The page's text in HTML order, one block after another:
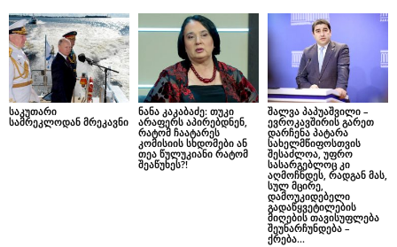
საკუთარი
სამრეკლოდან მრეკავნი
ნანა კაკაბაძე: თუკი
არაფერს აპირებდნენ,
რატომ ჩაატარეს
კომისიის სხდომები ან
თეა წულუკიანი რატომ
შეაწუხეს?!
შალვა პაპუაშვილი –
ევროკავშირის გარეთ
დარჩენა პატარა
სახელმწიფოსთვის
შესაძლოა, უფრო
სასარგებლოც კი
აღმოჩნდეს, რადგან მას,
სულ მცირე,
დამოუკიდებელი
გადაწყვეტილების
მიღების თავისუფლება
შეუნარჩუნდება –
ქრება...